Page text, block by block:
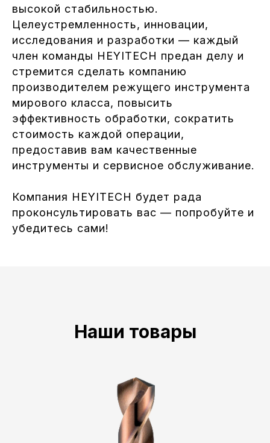
высокой стабильностью.
Целеустремленность, инновации,
исследования и разработки — каждый
член команды HEYITECH предан делу и
стремится сделать компанию
производителем режущего инструмента
мирового класса, повысить
эффективность обработки, сократить
стоимость каждой операции,
предоставив вам качественные
инструменты и сервисное обслуживание.
Компания HEYITECH будет рада
проконсультировать вас — попробуйте и
убедитесь сами!
Наши товары